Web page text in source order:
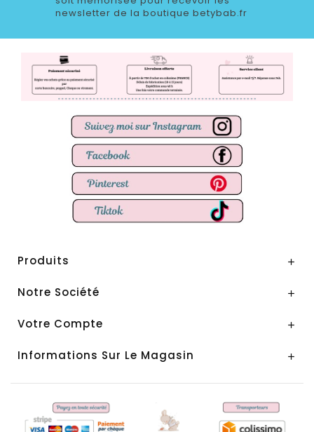
newsletter de la boutique betybab.fr
Produits 
Notre Société 
Votre Compte 
Informations Sur Le Magasin 